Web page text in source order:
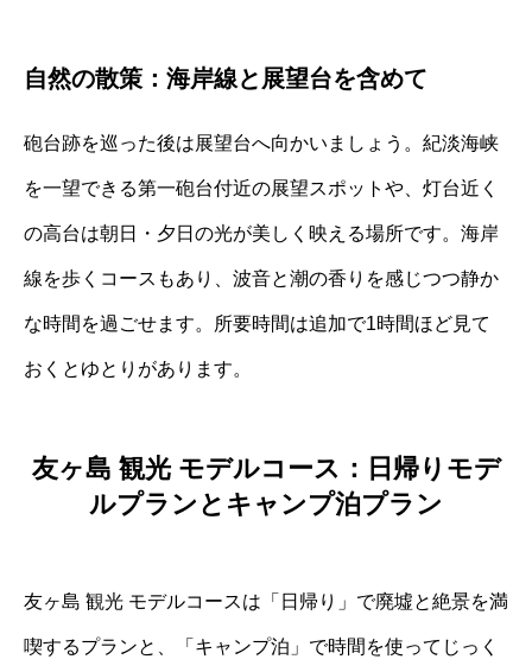
自然の散策：海岸線と展望台を含めて
砲台跡を巡った後は展望台へ向かいましょう。紀淡海峡
を一望できる第一砲台付近の展望スポットや、灯台近く
の高台は朝日・夕日の光が美しく映える場所です。海岸
線を歩くコースもあり、波音と潮の香りを感じつつ静か
な時間を過ごせます。所要時間は追加で1時間ほど見て
おくとゆとりがあります。
友ヶ島 観光 モデルコース：日帰りモデ
ルプランとキャンプ泊プラン
友ヶ島 観光 モデルコースは「日帰り」で廃墟と絶景を満
喫するプランと、「キャンプ泊」で時間を使ってじっく